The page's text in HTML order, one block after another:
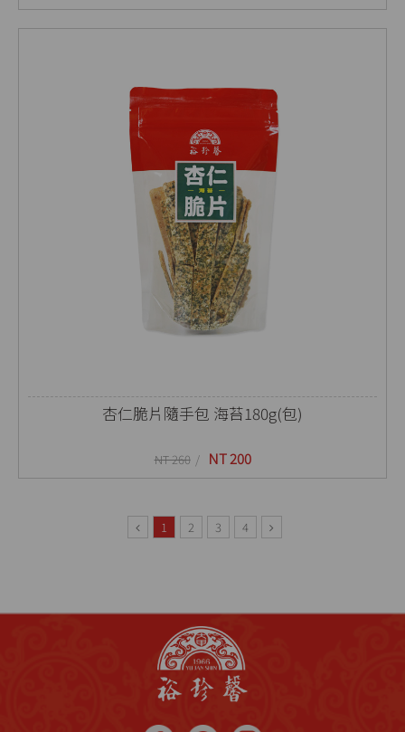
杏仁脆片隨手包 海苔180g(包)
NT 260 NT 200
1 2 3 4